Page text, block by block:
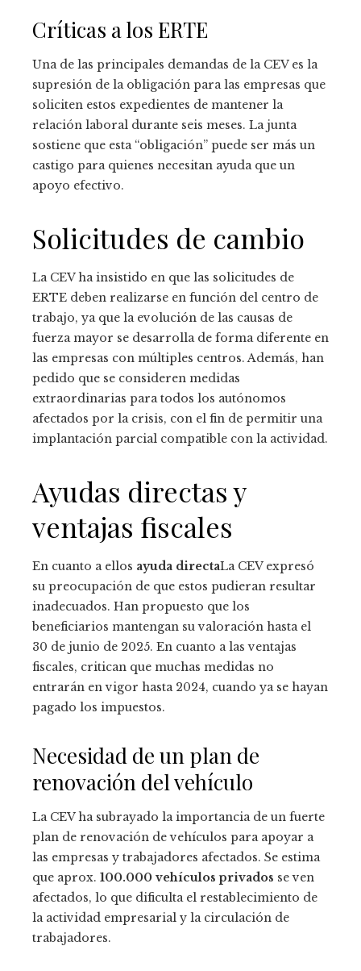
Críticas a los ERTE
Una de las principales demandas de la CEV es la
supresión de la obligación para las empresas que
soliciten estos expedientes de mantener la
relación laboral durante seis meses. La junta
sostiene que esta “obligación” puede ser más un
castigo para quienes necesitan ayuda que un
apoyo efectivo.
Solicitudes de cambio
La CEV ha insistido en que las solicitudes de
ERTE deben realizarse en función del centro de
trabajo, ya que la evolución de las causas de
fuerza mayor se desarrolla de forma diferente en
las empresas con múltiples centros. Además, han
pedido que se consideren medidas
extraordinarias para todos los autónomos
afectados por la crisis, con el fin de permitir una
implantación parcial compatible con la actividad.
Ayudas directas y
ventajas fiscales
En cuanto a ellos ayuda directaLa CEV expresó
su preocupación de que estos pudieran resultar
inadecuados. Han propuesto que los
beneficiarios mantengan su valoración hasta el
30 de junio de 2025. En cuanto a las ventajas
fiscales, critican que muchas medidas no
entrarán en vigor hasta 2024, cuando ya se hayan
pagado los impuestos.
Necesidad de un plan de
renovación del vehículo
La CEV ha subrayado la importancia de un fuerte
plan de renovación de vehículos para apoyar a
las empresas y trabajadores afectados. Se estima
que aprox. 100.000 vehículos privados se ven
afectados, lo que dificulta el restablecimiento de
la actividad empresarial y la circulación de
trabajadores.